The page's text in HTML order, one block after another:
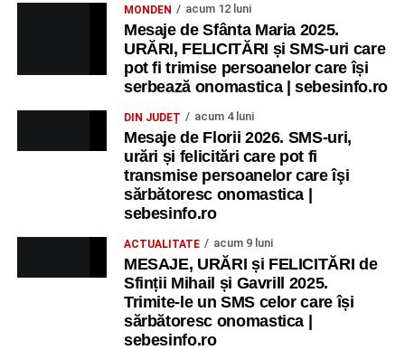
MONDEN acum 12 luni
Mesaje de Sfânta Maria 2025.
URĂRI, FELICITĂRI și SMS-uri care
pot fi trimise persoanelor care își
serbează onomastica | sebesinfo.ro
DIN JUDEȚ acum 4 luni
Mesaje de Florii 2026. SMS-uri,
urări și felicitări care pot fi
transmise persoanelor care îşi
sărbătoresc onomastica |
sebesinfo.ro
ACTUALITATE acum 9 luni
MESAJE, URĂRI și FELICITĂRI de
Sfinții Mihail și Gavrill 2025.
Trimite-le un SMS celor care își
sărbătoresc onomastica |
sebesinfo.ro